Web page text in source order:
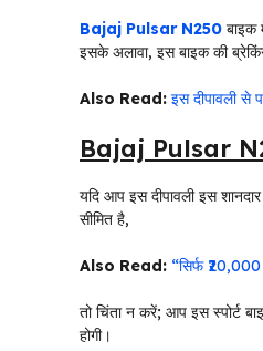
Bajaj Pulsar N250 बाइक
इसके अलावा, इस बाइक की
Also Read: इस दीपावली
Bajaj Pulsar
यदि आप इस दीपावली इस
सीमित है,
Also Read: “सिर्फ
तो चिंता न करें; आप इस स्पोर्ट
होगी।